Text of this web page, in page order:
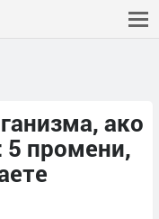
ако
5 промени,